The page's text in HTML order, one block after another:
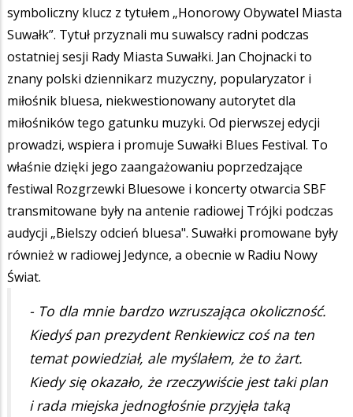
symboliczny klucz z tytułem „Honorowy Obywatel Miasta
Suwałk”. Tytuł przyznali mu suwalscy radni podczas
ostatniej sesji Rady Miasta Suwałki. Jan Chojnacki to
znany polski dziennikarz muzyczny, popularyzator i
miłośnik bluesa, niekwestionowany autorytet dla
miłośników tego gatunku muzyki. Od pierwszej edycji
prowadzi, wspiera i promuje Suwałki Blues Festival. To
właśnie dzięki jego zaangażowaniu poprzedzające
festiwal Rozgrzewki Bluesowe i koncerty otwarcia SBF
transmitowane były na antenie radiowej Trójki podczas
audycji „Bielszy odcień bluesa". Suwałki promowane były
również w radiowej Jedynce, a obecnie w Radiu Nowy
Świat.
- To dla mnie bardzo wzruszająca okoliczność.
Kiedyś pan prezydent Renkiewicz coś na ten
temat powiedział, ale myślałem, że to żart.
Kiedy się okazało, że rzeczywiście jest taki plan
i rada miejska jednogłośnie przyjęła taką